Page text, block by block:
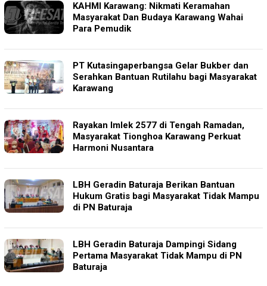
KAHMI Karawang: Nikmati Keramahan
Masyarakat Dan Budaya Karawang Wahai
Para Pemudik
PT Kutasingaperbangsa Gelar Bukber dan
Serahkan Bantuan Rutilahu bagi Masyarakat
Karawang
Rayakan Imlek 2577 di Tengah Ramadan,
Masyarakat Tionghoa Karawang Perkuat
Harmoni Nusantara
LBH Geradin Baturaja Berikan Bantuan
Hukum Gratis bagi Masyarakat Tidak Mampu
di PN Baturaja
LBH Geradin Baturaja Dampingi Sidang
Pertama Masyarakat Tidak Mampu di PN
Baturaja